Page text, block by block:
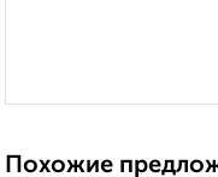
Похожие